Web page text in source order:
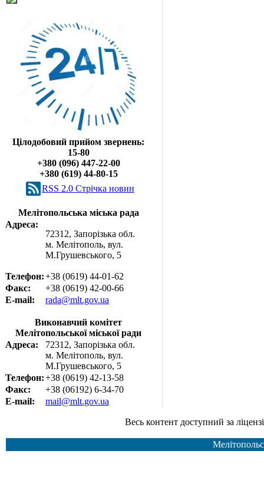
Цілодобовий прийом звернень:
15-80
+380 (096) 447-22-00
+380 (619) 44-80-15
RSS 2.0 Cтрічка новин
Мелітопольська міська рада
Адреса:
72312, Запорізька обл.
м. Мелітополь, вул.
М.Грушевського, 5
Телефон:+38 (0619) 44-01-62
Факс:
+38 (0619) 42-00-66
E-mail:
rada@mlt.gov.ua
Виконавчий комітет
Мелітопольської міської ради
Адреса:
72312, Запорізька обл.
м. Мелітополь, вул.
М.Грушевського, 5
Телефон:+38 (0619) 42-13-58
Факс:
+38 (06192) 6-34-70
E-mail:
mail@mlt.gov.ua
Весь контент доступний за ліцензією Creative